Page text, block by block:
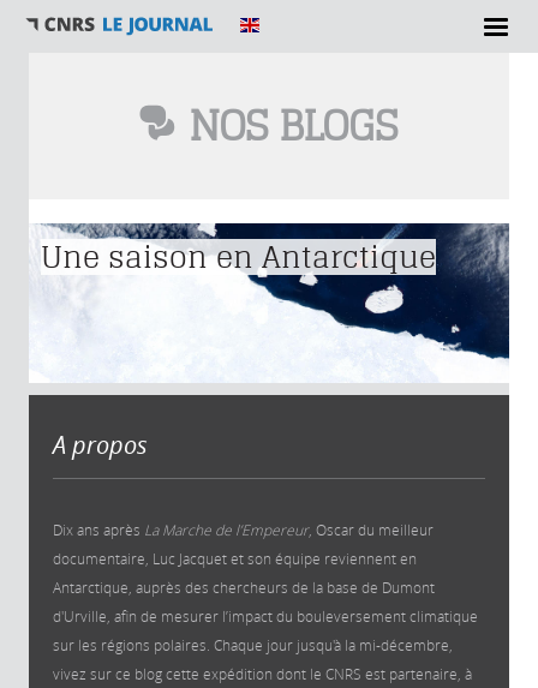
NOS BLOGS
Vous êtes ici
Une saison en Antarctique
A propos
Dix ans après La Marche de l’Empereur, Oscar du meilleur
documentaire, Luc Jacquet et son équipe reviennent en
Antarctique, auprès des chercheurs de la base de Dumont
d'Urville, afin de mesurer l’impact du bouleversement climatique
sur les régions polaires. Chaque jour jusqu'à la mi-décembre,
vivez sur ce blog cette expédition dont le CNRS est partenaire, à